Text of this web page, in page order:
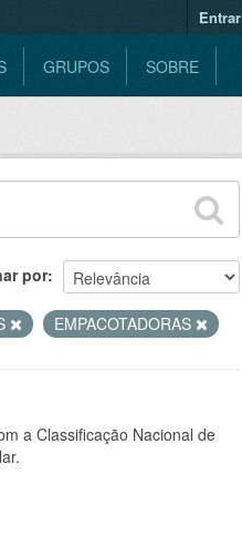
Entrar
GRUPOS SOBRE
por
EMPACOTADORAS
a Classificação Nacional de